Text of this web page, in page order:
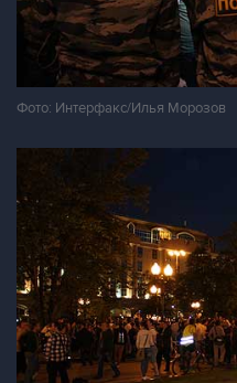
Фото: Интерфакс/Илья Морозов